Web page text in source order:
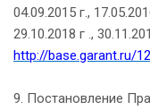
04.09.2015 г.,
29.10.2018 г .,
http://base.garant.ru/
9. Постановление